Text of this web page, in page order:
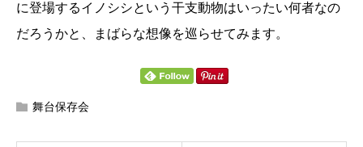
に登場するイノシシという干支動物はいったい何者なの
だろうかと、まばらな想像を巡らせてみます。
舞台保存会